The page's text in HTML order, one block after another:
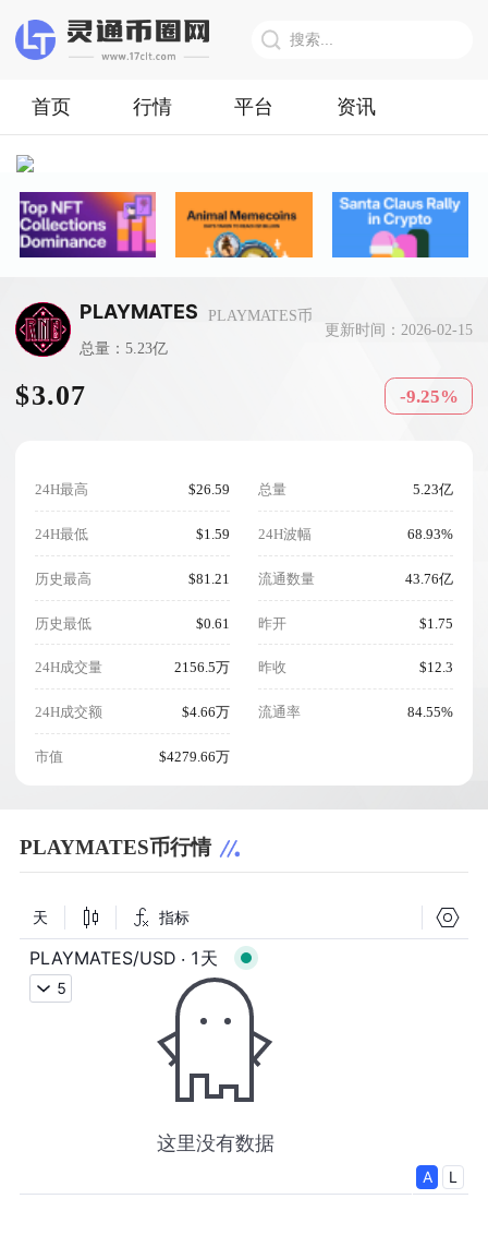
首页 行情 平台 资讯
PLAYMATES
PLAYMATES币
总量：5.23亿
更新时间：2026-02-15
$3.07 -9.25%
24H最高 $26.59
24H最低 $1.59
历史最高 $81.21
历史最低 $0.61
24H成交量 2156.5万
24H成交额 $4.66万
市值 $4279.66万
总量 5.23亿
24H波幅 68.93%
流通数量 43.76亿
昨开 $1.75
昨收 $12.3
流通率 84.55%
PLAYMATES币行情